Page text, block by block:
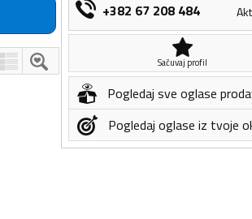
+382 67 208 484
Sačuvaj profil
Pogledaj sve oglase
Pogledaj oglase iz tvoje